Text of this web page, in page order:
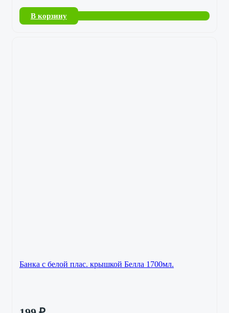
В корзину
Банка с белой плас. крышкой Белла 1700мл.